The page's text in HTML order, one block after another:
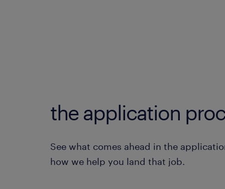
the application
See what comes ahead in the
how we help you land that job.